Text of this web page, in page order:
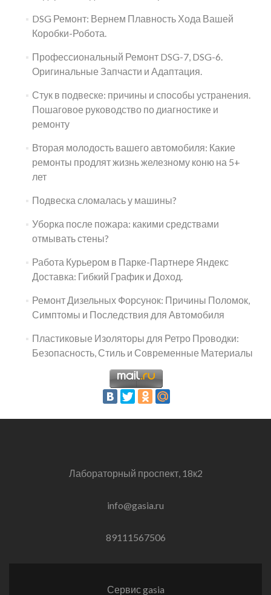
DSG Ремонт: Вернем Плавность Хода Вашей
Коробки-Робота.
Профессиональный Ремонт DSG-7, DSG-6.
Оригинальные Запчасти и Адаптация.
Стук в подвеске: причины и способы устранения.
Пошаговое руководство по диагностике и
ремонту
Вторая молодость вашего автомобиля: Какие
ремонты продлят жизнь железному коню на 5+
лет
Подвеска сломалась у машины?
Уборка после пожара: какими средствами
отмывать стены?
Работа Курьером в Парке-Партнере Яндекс
Доставка: Гибкий График и Доход.
Ремонт Дизельных Форсунок: Причины Поломок,
Симптомы и Последствия для Автомобиля
Пластиковые Изоляторы для Ретро Проводки:
Безопасность, Стиль и Современные Материалы
Лабораторный проспект, 18к2
info@gasia.ru
89111567506
Сервис gasia